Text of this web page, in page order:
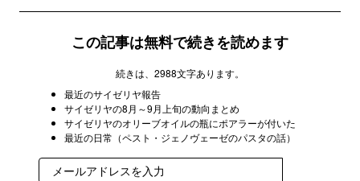
この記事は無料で続きを読めます
続きは、2988文字あります。
最近のサイゼリヤ報告
サイゼリヤの8月～9月上旬の動向まとめ
サイゼリヤのオリーブオイルの瓶にポアラーが付いた
最近の日常（ペスト・ジェノヴェーゼのパスタの話）